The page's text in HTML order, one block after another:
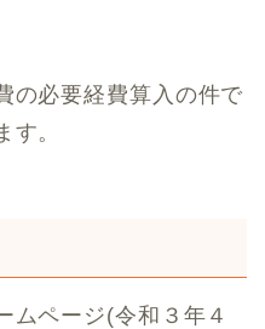
の必要経費算入の件で
す。
ムページ(令和３年４